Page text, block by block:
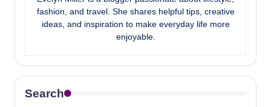
fashion, and travel. She shares helpful tips, creative
ideas, and inspiration to make everyday life more
enjoyable.
Search